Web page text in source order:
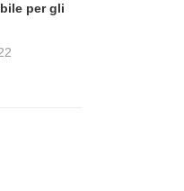
per gli